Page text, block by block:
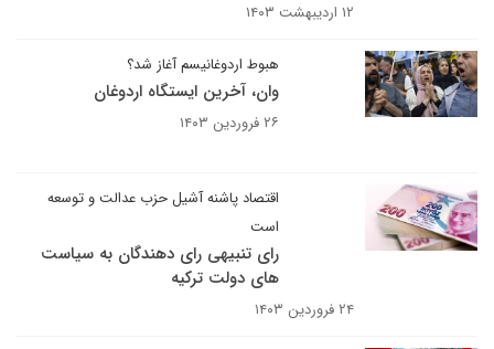
۱۲ اردیبهشت ۱۴۰۳
هبوط اردوغانیسم آغاز شد؟
وان، آخرین ایستگاه اردوغان
۲۶ فروردین ۱۴۰۳
اقتصاد پاشنه آشیل حزب عدالت و توسعه
است
رای تنبیهی رای دهندگان به سیاست
های دولت ترکیه
۲۴ فروردین ۱۴۰۳